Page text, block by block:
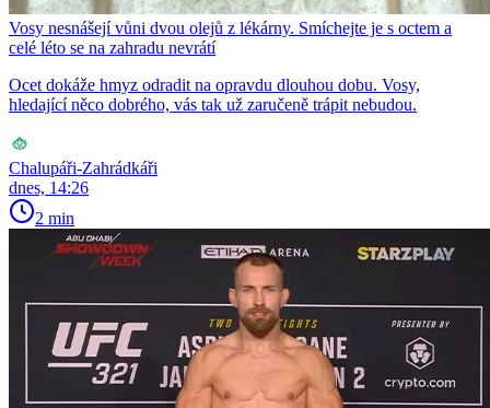
Vosy nesnášejí vůni dvou olejů z lékárny. Smíchejte je s octem a
celé léto se na zahradu nevrátí
Ocet dokáže hmyz odradit na opravdu dlouhou dobu. Vosy,
hledající něco dobrého, vás tak už zaručeně trápit nebudou.
Chalupáři-Zahrádkáři
dnes, 14:26
2 min